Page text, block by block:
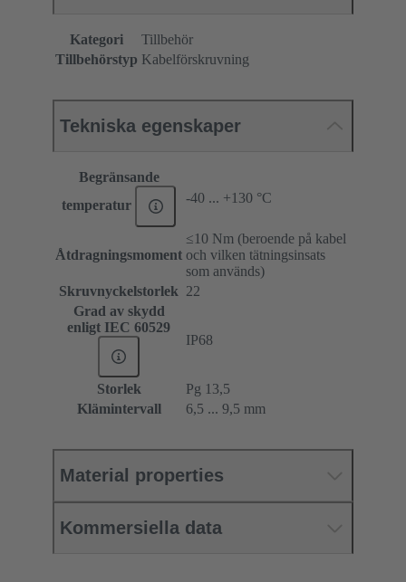
Kategori
Tillbehör
Tillbehörstyp Kabelförskruvning
Tekniska egenskaper
Begränsande
temperatur
-40 ... +130 °C
Åtdragningsmoment
≤10 Nm (beroende på kabel
och vilken tätningsinsats
som används)
Skruvnyckelstorlek 22
Grad av skydd
enligt IEC 60529
IP68
Storlek
Pg 13,5
Klämintervall
6,5 ... 9,5 mm
Material properties
Kommersiella data